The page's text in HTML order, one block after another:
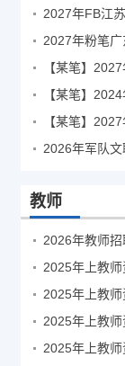
2027年FB江
2027年粉笔
【某笔】
【某笔】
【某笔】
2026年军队
教师
2026年教师
2025年上教
2025年上教
2025年上教
2025年上教